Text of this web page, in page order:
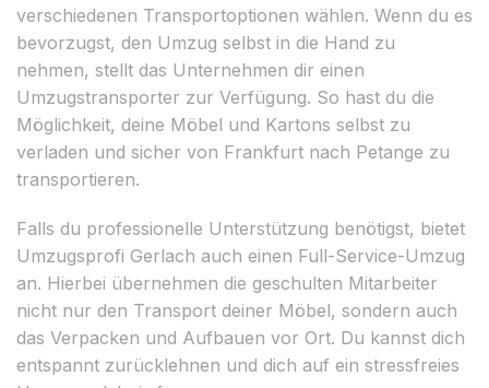
verschiedenen Transportoptionen wählen. Wenn du es
bevorzugst, den Umzug selbst in die Hand zu
nehmen, stellt das Unternehmen dir einen
Umzugstransporter zur Verfügung. So hast du die
Möglichkeit, deine Möbel und Kartons selbst zu
verladen und sicher von Frankfurt nach Petange zu
transportieren.
Falls du professionelle Unterstützung benötigst, bietet
Umzugsprofi Gerlach auch einen Full-Service-Umzug
an. Hierbei übernehmen die geschulten Mitarbeiter
nicht nur den Transport deiner Möbel, sondern auch
das Verpacken und Aufbauen vor Ort. Du kannst dich
entspannt zurücklehnen und dich auf ein stressfreies